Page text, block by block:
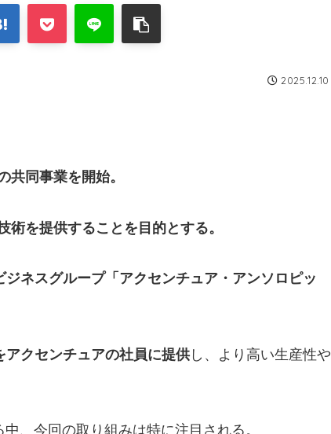
2025.12.10
共同事業を開始。
を提供することを目的とする。
ジネスグループ「アクセンチュア・アンソロピッ
クセンチュアの社員に提供し、より高い生産性や
、今回の取り組みは特に注目される。